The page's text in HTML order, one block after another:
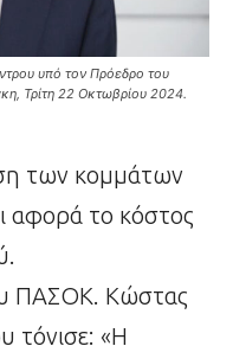
υπό τον Πρόεδρο του
Τρίτη 22 Οκτωβρίου 2024.
των κομμάτων
αφορά το κόστος
ΠΑΣΟΚ. Κώστας
τόνισε: «Η